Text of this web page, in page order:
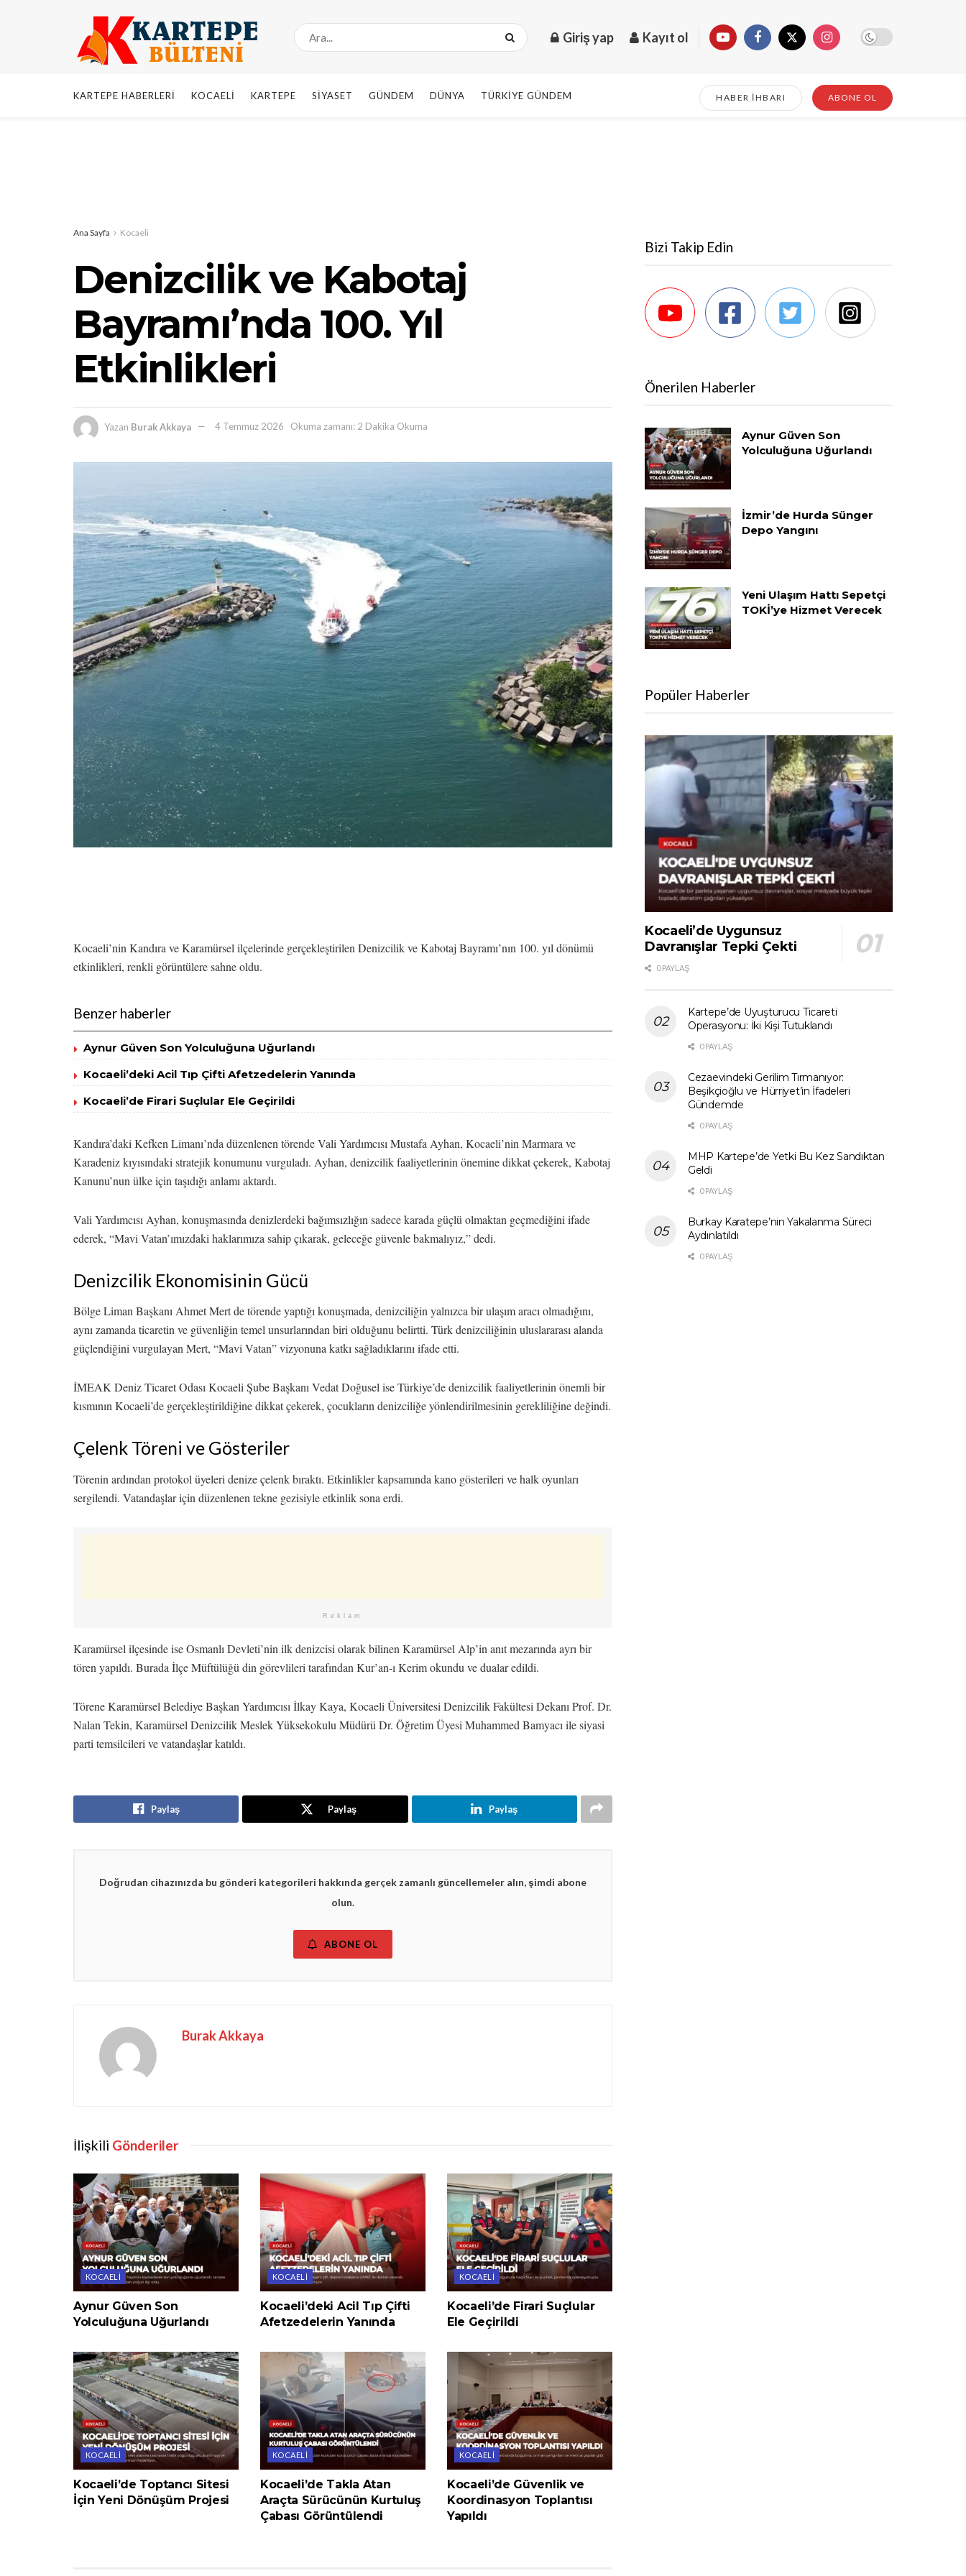
Giriş yap Kayıt ol
KARTEPE HABERLERI KOCAELI KARTEPE SIYASET GÜNDEM DÜNYA TÜRKIYE GÜNDEM HABER İHBARI ABONE OL
Ana Sayfa Kocaeli
Denizcilik ve Kabotaj
Bayramı’nda 100. Yıl
Etkinlikleri
Yazan Burak Akkaya 4 Temmuz 2026 Okuma zamanı: 2 Dakika Okuma
Kocaeli’nin Kandıra ve Karamürsel ilçelerinde gerçekleştirilen Denizcilik ve Kabotaj Bayramı’nın 100. yıl dönümü
etkinlikleri, renkli görüntülere sahne oldu.
Benzer haberler
Aynur Güven Son Yolculuğuna Uğurlandı
Kocaeli’deki Acil Tıp Çifti Afetzedelerin Yanında
Kocaeli’de Firari Suçlular Ele Geçirildi
Kandıra’daki Kefken Limanı’nda düzenlenen törende Vali Yardımcısı Mustafa Ayhan, Kocaeli’nin Marmara ve
Karadeniz kıyısındaki stratejik konumunu vurguladı. Ayhan, denizcilik faaliyetlerinin önemine dikkat çekerek, Kabotaj
Kanunu’nun ülke için taşıdığı anlamı aktardı.
Vali Yardımcısı Ayhan, konuşmasında denizlerdeki bağımsızlığın sadece karada güçlü olmaktan geçmediğini ifade
ederek, “Mavi Vatan’ımızdaki haklarımıza sahip çıkarak, geleceğe güvenle bakmalıyız,” dedi.
Denizcilik Ekonomisinin Gücü
Bölge Liman Başkanı Ahmet Mert de törende yaptığı konuşmada, denizciliğin yalnızca bir ulaşım aracı olmadığını,
aynı zamanda ticaretin ve güvenliğin temel unsurlarından biri olduğunu belirtti. Türk denizciliğinin uluslararası alanda
güçlendiğini vurgulayan Mert, “Mavi Vatan” vizyonuna katkı sağladıklarını ifade etti.
İMEAK Deniz Ticaret Odası Kocaeli Şube Başkanı Vedat Doğusel ise Türkiye’de denizcilik faaliyetlerinin önemli bir
kısmının Kocaeli’de gerçekleştirildiğine dikkat çekerek, çocukların denizciliğe yönlendirilmesinin gerekliliğine değindi.
Çelenk Töreni ve Gösteriler
Törenin ardından protokol üyeleri denize çelenk bıraktı. Etkinlikler kapsamında kano gösterileri ve halk oyunları
sergilendi. Vatandaşlar için düzenlenen tekne gezisiyle etkinlik sona erdi.
Reklam
Karamürsel ilçesinde ise Osmanlı Devleti’nin ilk denizcisi olarak bilinen Karamürsel Alp’in anıt mezarında ayrı bir
tören yapıldı. Burada İlçe Müftülüğü din görevlileri tarafından Kur’an-ı Kerim okundu ve dualar edildi.
Törene Karamürsel Belediye Başkan Yardımcısı İlkay Kaya, Kocaeli Üniversitesi Denizcilik Fakültesi Dekanı Prof. Dr.
Nalan Tekin, Karamürsel Denizcilik Meslek Yüksekokulu Müdürü Dr. Öğretim Üyesi Muhammed Bamyacı ile siyasi
parti temsilcileri ve vatandaşlar katıldı.
Paylaş Paylaş Paylaş
Doğrudan cihazınızda bu gönderi kategorileri hakkında gerçek zamanlı güncellemeler alın, şimdi abone
olun.
ABONE OL
Burak Akkaya
İlişkili Gönderiler
KOCAELI
Aynur Güven Son
Yolculuğuna Uğurlandı
KOCAELI
Kocaeli’deki Acil Tıp Çifti
Afetzedelerin Yanında
KOCAELI
Kocaeli’de Firari Suçlular
Ele Geçirildi
KOCAELI
Kocaeli’de Toptancı Sitesi
İçin Yeni Dönüşüm Projesi
KOCAELI
Kocaeli’de Takla Atan
Araçta Sürücünün Kurtuluş
Çabası Görüntülendi
KOCAELI
Kocaeli’de Güvenlik ve
Koordinasyon Toplantısı
Yapıldı
Bizi Takip Edin
Önerilen Haberler
Aynur Güven Son
Yolculuğuna Uğurlandı
İzmir’de Hurda Sünger
Depo Yangını
Yeni Ulaşım Hattı Sepetçi
TOKİ’ye Hizmet Verecek
Popüler Haberler
Kocaeli’de Uygunsuz
Davranışlar Tepki Çekti
0 PAYLAŞ
Kartepe’de Uyuşturucu Ticareti
Operasyonu: İki Kişi Tutuklandı
0 PAYLAŞ
Cezaevindeki Gerilim Tırmanıyor:
Beşikçioğlu ve Hürriyet’in İfadeleri
Gündemde
0 PAYLAŞ
MHP Kartepe’de Yetki Bu Kez Sandıktan
Geldi
0 PAYLAŞ
Burkay Karatepe’nin Yakalanma Süreci
Aydınlatıldı
0 PAYLAŞ